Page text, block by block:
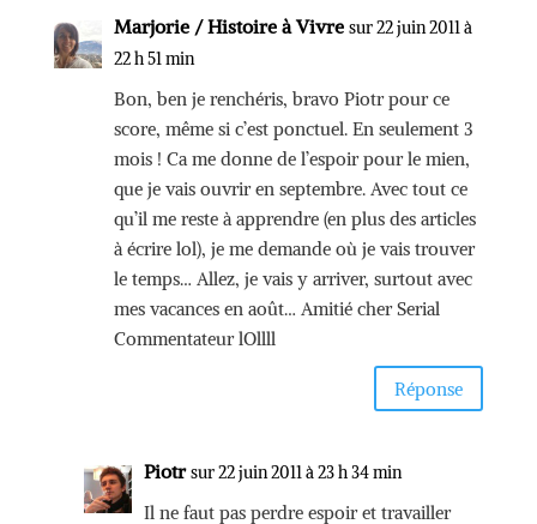
Marjorie / Histoire à Vivre sur 22 juin 2011 à
22 h 51 min
Bon, ben je renchéris, bravo Piotr pour ce
score, même si c’est ponctuel. En seulement 3
mois ! Ca me donne de l’espoir pour le mien,
que je vais ouvrir en septembre. Avec tout ce
qu’il me reste à apprendre (en plus des articles
à écrire lol), je me demande où je vais trouver
le temps… Allez, je vais y arriver, surtout avec
mes vacances en août… Amitié cher Serial
Commentateur lOllll
Réponse
Piotr sur 22 juin 2011 à 23 h 34 min
Il ne faut pas perdre espoir et travailler